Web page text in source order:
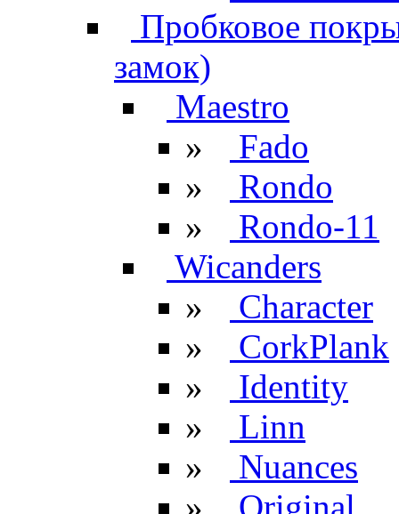
Пробковое
замок)
Maestro
»
Fado
»
Rondo
»
Rondo-11
Wicanders
»
Character
»
CorkPlank
»
Identity
»
Linn
»
Nuances
»
Original